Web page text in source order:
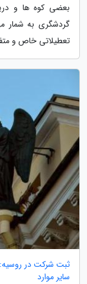
بعضی کوه ها و
گردشگری به شمار
تعطیلاتی خاص و
ثبت شرکت در روسیه:
سایر موارد